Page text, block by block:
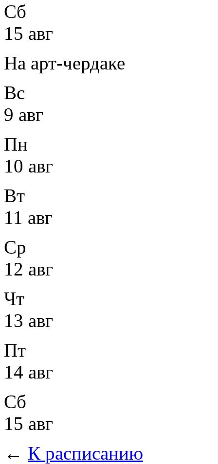
Сб
15 авг
На арт-чердаке
Вс
9 авг
Пн
10 авг
Вт
11 авг
Ср
12 авг
Чт
13 авг
Пт
14 авг
Сб
15 авг
← К расписанию